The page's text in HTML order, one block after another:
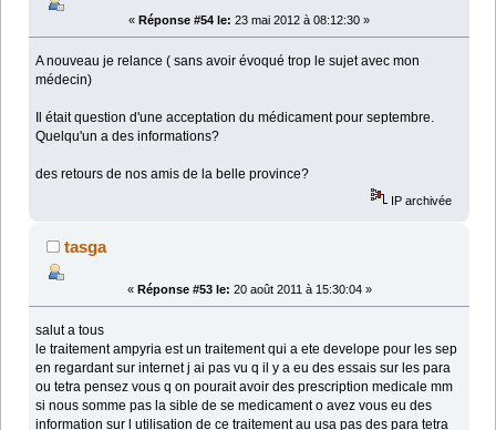
« Réponse #54 le: 23 mai 2012 à 08:12:30 »
A nouveau je relance ( sans avoir évoqué trop le sujet avec mon
médecin)
Il était question d'une acceptation du médicament pour septembre.
Quelqu'un a des informations?
des retours de nos amis de la belle province?
IP archivée
tasga
« Réponse #53 le: 20 août 2011 à 15:30:04 »
salut a tous
le traitement ampyria est un traitement qui a ete develope pour les sep
en regardant sur internet j ai pas vu q il y a eu des essais sur les para
ou tetra pensez vous q on pourait avoir des prescription medicale mm
si nous somme pas la sible de se medicament o avez vous eu des
information sur l utilisation de ce traitement au usa pas des para tetra